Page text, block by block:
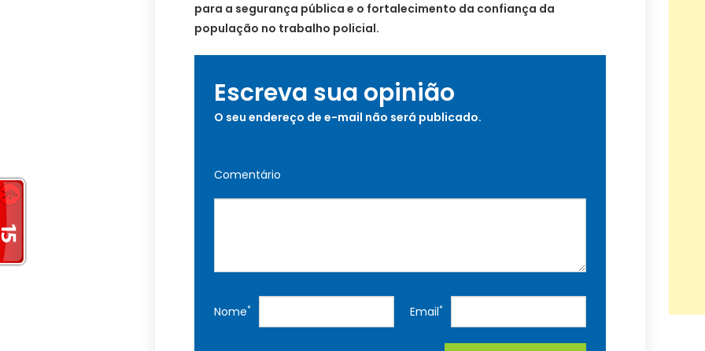
para a segurança pública e o fortalecimento da confiança da
população no trabalho policial.
Escreva sua opinião
O seu endereço de e-mail não será publicado.
Comentário
Nome* Email*